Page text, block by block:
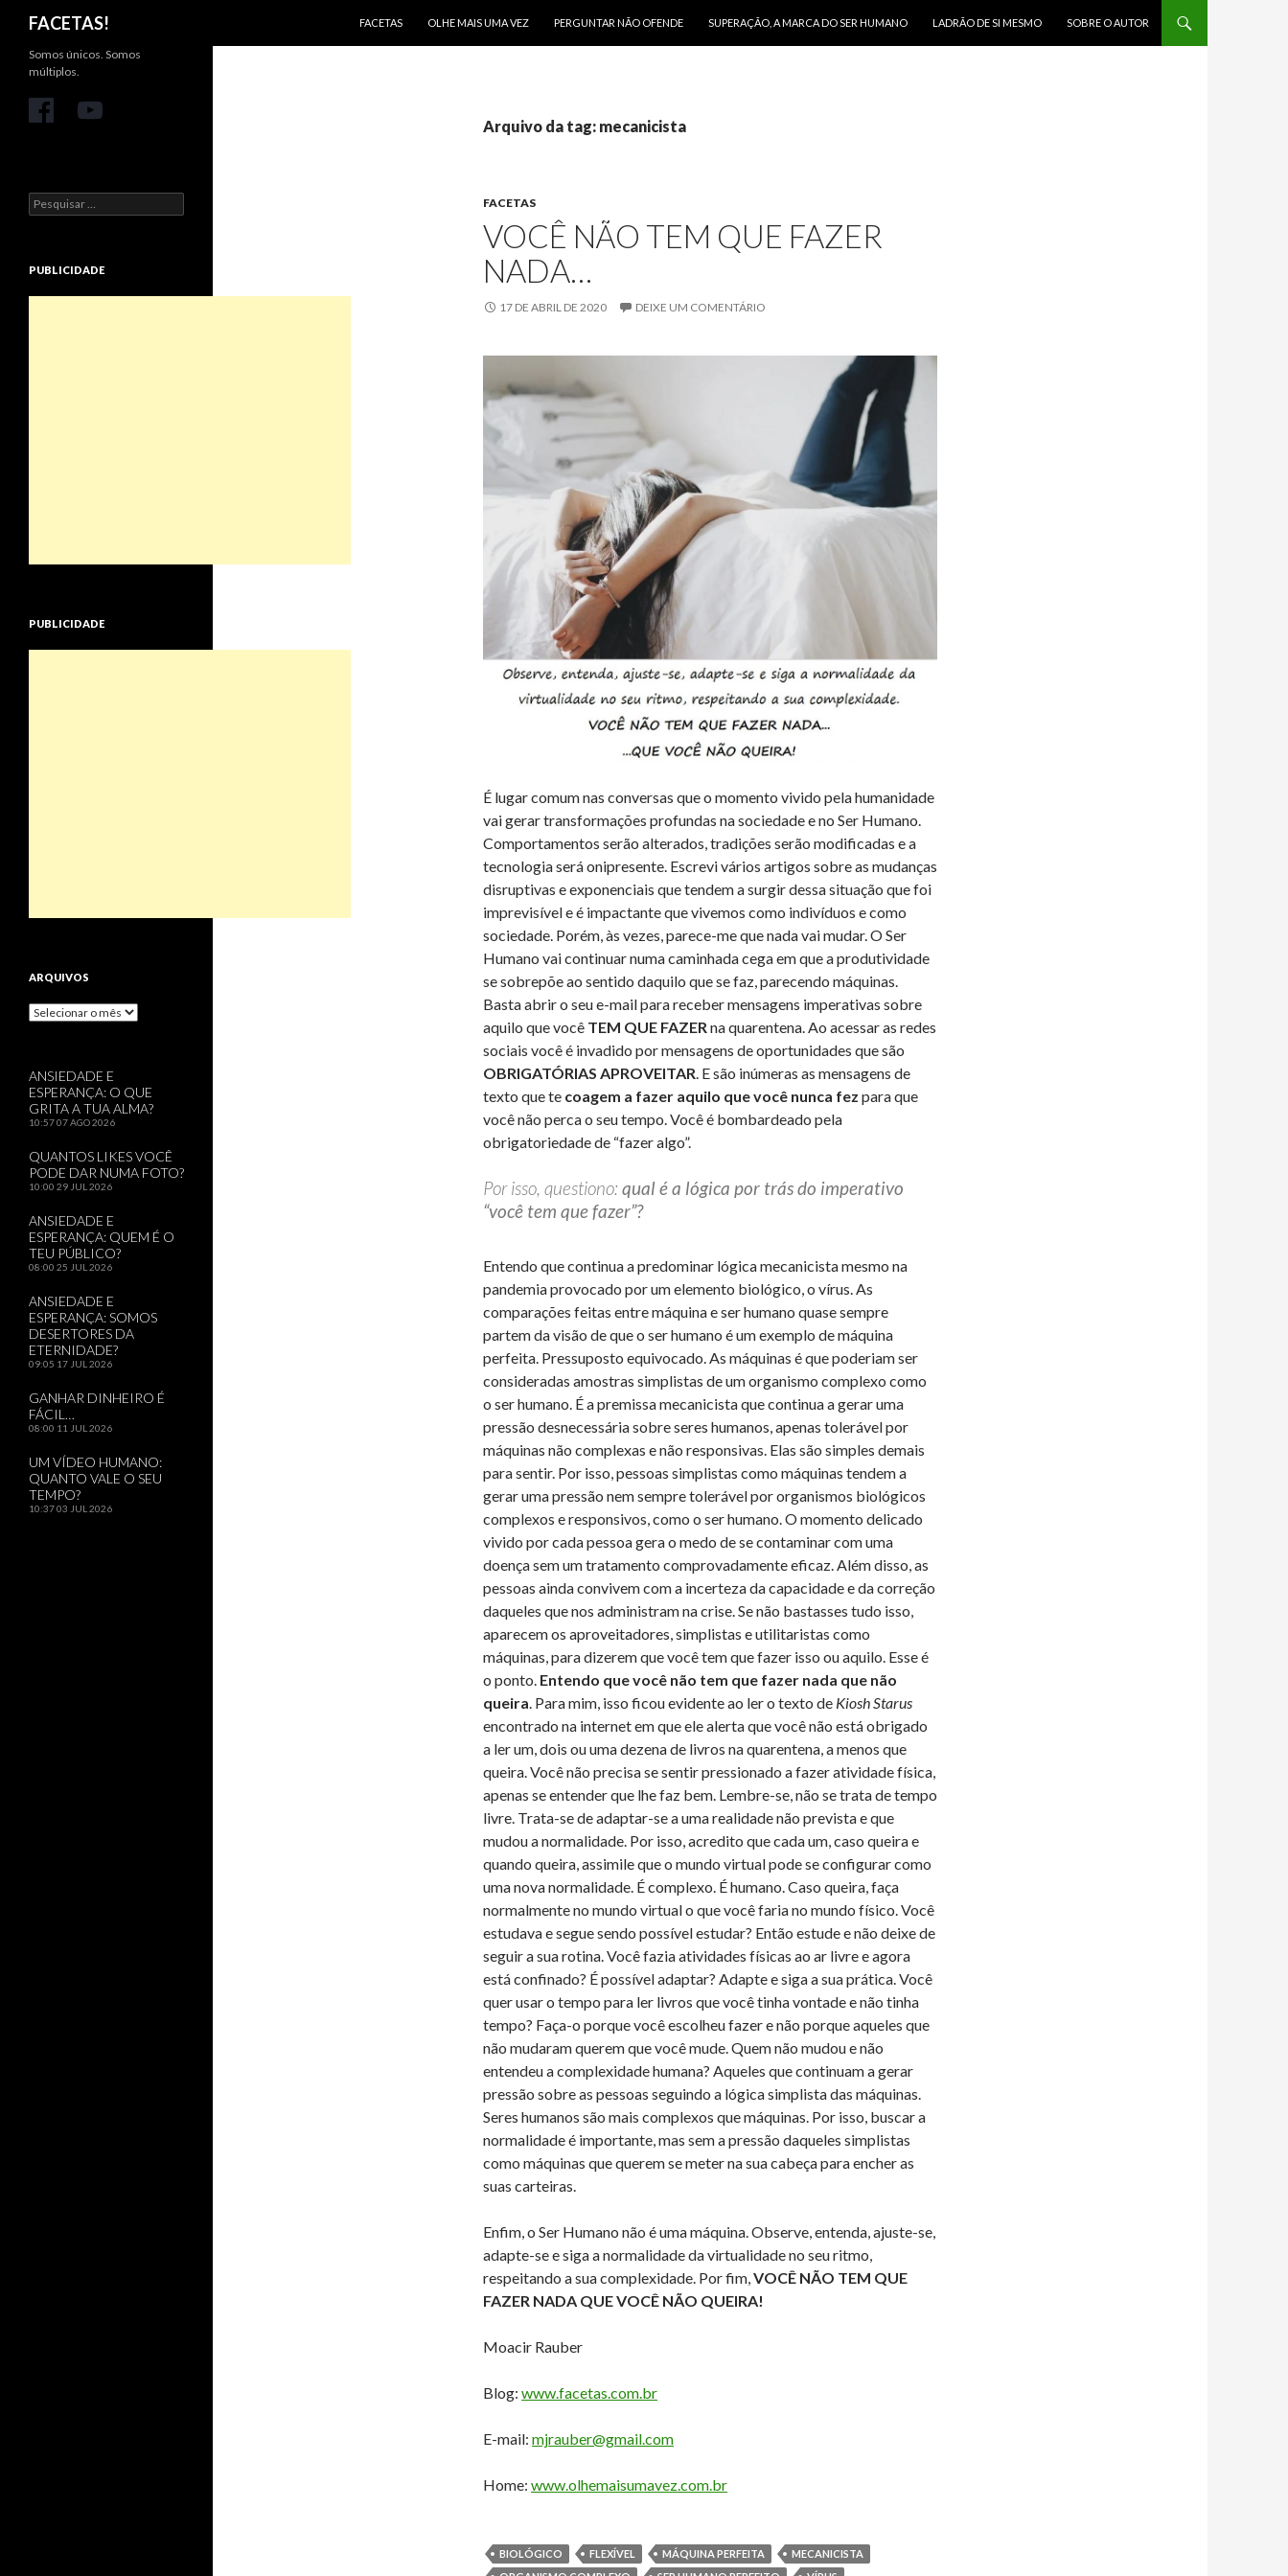
FACETAS!
FACETAS
OLHE MAIS UMA VEZ PERGUNTAR NÃO OFENDE SUPERAÇÃO, A MARCA DO SER HUMANO LADRÃO DE SI MESMO SOBRE O AUTOR
Arquivo da tag: mecanicista
FACETAS
VOCÊ NÃO TEM QUE FAZER
NADA…
17 DE ABRIL DE 2020 DEIXE UM COMENTÁRIO
É lugar comum nas conversas que o momento vivido pela humanidade
vai gerar transformações profundas na sociedade e no Ser Humano.
Comportamentos serão alterados, tradições serão modificadas e a
tecnologia será onipresente. Escrevi vários artigos sobre as mudanças
disruptivas e exponenciais que tendem a surgir dessa situação que foi
imprevisível e é impactante que vivemos como indivíduos e como
sociedade. Porém, às vezes, parece-me que nada vai mudar. O Ser
Humano vai continuar numa caminhada cega em que a produtividade
se sobrepõe ao sentido daquilo que se faz, parecendo máquinas.
Basta abrir o seu e-mail para receber mensagens imperativas sobre
aquilo que você TEM QUE FAZERna quarentena. Ao acessar as redes
sociais você é invadido por mensagens de oportunidades que são
OBRIGATÓRIAS APROVEITAR. E são inúmeras as mensagens de
texto que te coagem a fazer aquilo que você nunca fez para que
você não perca o seu tempo. Você é bombardeado pela
obrigatoriedade de “fazer algo”.
Por isso, questiono: qual é a lógica por trás do imperativo
“você tem que fazer”?
Entendo que continua a predominar lógica mecanicista mesmo na
pandemia provocado por um elemento biológico, o vírus. As
comparações feitas entre máquina e ser humano quase sempre
partem da visão de que o ser humano é um exemplo de máquina
perfeita. Pressuposto equivocado. As máquinas é que poderiam ser
consideradas amostras simplistas de um organismo complexo como
o ser humano. É a premissa mecanicista que continua a gerar uma
pressão desnecessária sobre seres humanos, apenas tolerável por
máquinas não complexas e não responsivas. Elas são simples demais
para sentir. Por isso, pessoas simplistas como máquinas tendem a
gerar uma pressão nem sempre tolerável por organismos biológicos
complexos e responsivos, como o ser humano. O momento delicado
vivido por cada pessoa gera o medo de se contaminar com uma
doença sem um tratamento comprovadamente eficaz. Além disso, as
pessoas ainda convivem com a incerteza da capacidade e da correção
daqueles que nos administram na crise. Se não bastasses tudo isso,
aparecem os aproveitadores, simplistas e utilitaristas como
máquinas, para dizerem que você tem que fazer isso ou aquilo. Esse é
o ponto. Entendo que você não tem que fazer nada que não
queira. Para mim, isso ficou evidente ao ler o texto de Kiosh Starus
encontrado na internet em que ele alerta que você não está obrigado
a ler um, dois ou uma dezena de livros na quarentena, a menos que
queira. Você não precisa se sentir pressionado a fazer atividade física,
apenas se entender que lhe faz bem. Lembre-se, não se trata de tempo
livre. Trata-se de adaptar-se a uma realidade não prevista e que
mudou a normalidade. Por isso, acredito que cada um, caso queira e
quando queira, assimile que o mundo virtual pode se configurar como
uma nova normalidade. É complexo. É humano. Caso queira, faça
normalmente no mundo virtual o que você faria no mundo físico. Você
estudava e segue sendo possível estudar? Então estude e não deixe de
seguir a sua rotina. Você fazia atividades físicas ao ar livre e agora
está confinado? É possível adaptar? Adapte e siga a sua prática. Você
quer usar o tempo para ler livros que você tinha vontade e não tinha
tempo? Faça-o porque você escolheu fazer e não porque aqueles que
não mudaram querem que você mude. Quem não mudou e não
entendeu a complexidade humana? Aqueles que continuam a gerar
pressão sobre as pessoas seguindo a lógica simplista das máquinas.
Seres humanos são mais complexos que máquinas. Por isso, buscar a
normalidade é importante, mas sem a pressão daqueles simplistas
como máquinas que querem se meter na sua cabeça para encher as
suas carteiras.
Enfim, o Ser Humano não é uma máquina. Observe, entenda, ajuste-se,
adapte-se e siga a normalidade da virtualidade no seu ritmo,
respeitando a sua complexidade. Por fim,VOCÊ NÃO TEM QUE
FAZER NADA QUE VOCÊ NÃO QUEIRA!
Moacir Rauber
Blog: www.facetas.com.br
E-mail: mjrauber@gmail.com
Home: www.olhemaisumavez.com.br
BIOLÓGICO FLEXÍVEL MÁQUINA PERFEITA
MECANICISTA
Somos únicos. Somos
múltiplos.
Pesquisar
por:
PUBLICIDADE
PUBLICIDADE
ARQUIVOS
Arquivos
ANSIEDADE E
ESPERANÇA: O QUE
GRITA A TUA ALMA?
10:5707 AGO 2026
QUANTOS LIKES VOCÊ
PODE DAR NUMA FOTO?
10:00 29 JUL 2026
ANSIEDADE E
ESPERANÇA: QUEM É O
TEU PÚBLICO?
08:00 25 JUL 2026
ANSIEDADE E
ESPERANÇA: SOMOS
DESERTORES DA
ETERNIDADE?
09:05 17 JUL 2026
GANHAR DINHEIRO É
FÁCIL…
08:00 11 JUL 2026
UM VÍDEO HUMANO:
QUANTO VALE O SEU
TEMPO?
10:3703 JUL 2026